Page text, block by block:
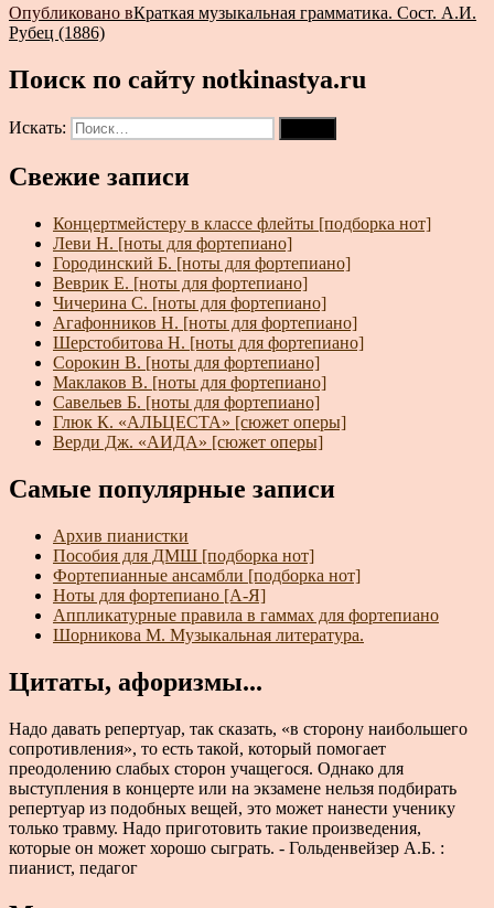
Опубликовано вКраткая музыкальная грамматика. Сост. А.И.
Рубец (1886)
Поиск по сайту notkinastya.ru
Искать:
Свежие записи
Концертмейстеру в классе флейты [подборка нот]
Леви Н. [ноты для фортепиано]
Городинский Б. [ноты для фортепиано]
Веврик Е. [ноты для фортепиано]
Чичерина С. [ноты для фортепиано]
Агафонников Н. [ноты для фортепиано]
Шерстобитова Н. [ноты для фортепиано]
Сорокин В. [ноты для фортепиано]
Маклаков В. [ноты для фортепиано]
Савельев Б. [ноты для фортепиано]
Глюк К. «АЛЬЦЕСТА» [сюжет оперы]
Верди Дж. «АИДА» [сюжет оперы]
Самые популярные записи
Архив пианистки
Пособия для ДМШ [подборка нот]
Фортепианные ансамбли [подборка нот]
Ноты для фортепиано [А-Я]
Аппликатурные правила в гаммах для фортепиано
Шорникова М. Музыкальная литература.
Цитаты, афоризмы...
Надо давать репертуар, так сказать, «в сторону наибольшего
сопротивления», то есть такой, который помогает
преодолению слабых сторон учащегося. Однако для
выступления в концерте или на экзамене нельзя подбирать
репертуар из подобных вещей, это может нанести ученику
только травму. Надо приготовить такие произведения,
которые он может хорошо сыграть. - Гольденвейзер А.Б. :
пианист, педагог